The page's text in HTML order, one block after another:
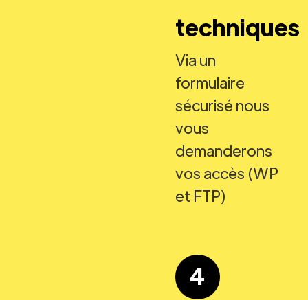
techniques
Via un
formulaire
sécurisé nous
vous
demanderons
vos accès (WP
et FTP)
4